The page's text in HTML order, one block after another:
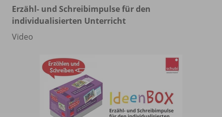
Erzähl- und Schreibimpulse für den
individualisierten Unterricht
Video